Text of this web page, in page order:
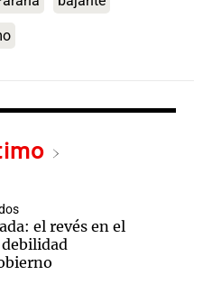
el revés en el